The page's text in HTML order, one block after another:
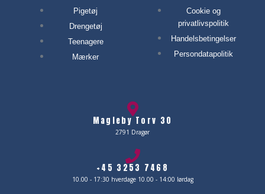
Pigetøj
Drengetøj
Teenagere
Mærker
Cookie og
privatlivspolitik
Handelsbetingelser
Persondatapolitik
Magleby Torv 30
2791 Dragør
+45 3253 7468
10.00 - 17:30 hverdage 10.00 - 14:00 lørdag